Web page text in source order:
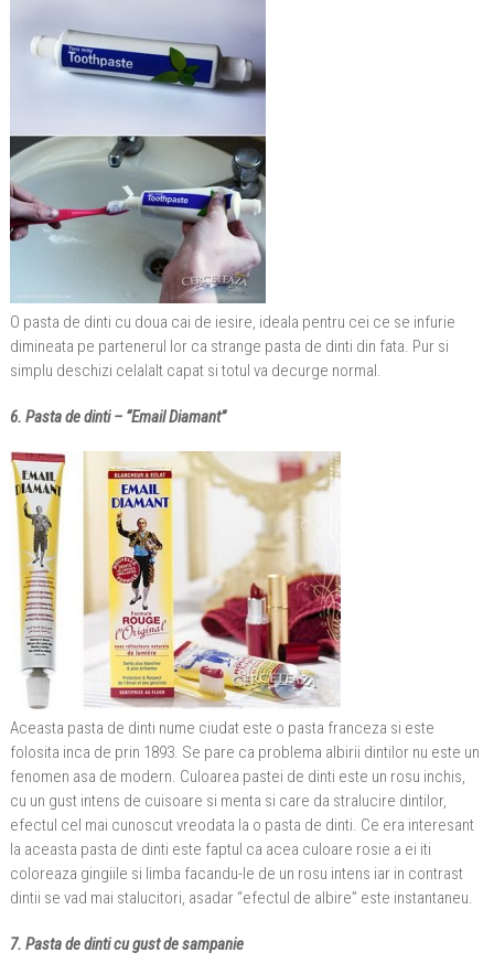
O pasta de dinti cu doua cai de iesire, ideala pentru cei ce se infurie
dimineata pe partenerul lor ca strange pasta de dinti din fata. Pur si
simplu deschizi celalalt capat si totul va decurge normal.
6. Pasta de dinti – “Email Diamant”
Aceasta pasta de dinti nume ciudat este o pasta franceza si este
folosita inca de prin 1893. Se pare ca problema albirii dintilor nu este un
fenomen asa de modern. Culoarea pastei de dinti este un rosu inchis,
cu un gust intens de cuisoare si menta si care da stralucire dintilor,
efectul cel mai cunoscut vreodata la o pasta de dinti. Ce era interesant
la aceasta pasta de dinti este faptul ca acea culoare rosie a ei iti
coloreaza gingiile si limba facandu-le de un rosu intens iar in contrast
dintii se vad mai stalucitori, asadar “efectul de albire” este instantaneu.
7. Pasta de dinti cu gust de sampanie